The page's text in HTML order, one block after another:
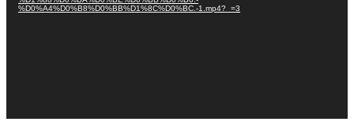
%D0%A4%D0%B8%D0%BB%D1%8C%D0%BC.-1.mp4?_=3